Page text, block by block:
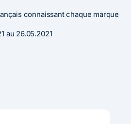
connaissant chaque marque
au 26.05.2021